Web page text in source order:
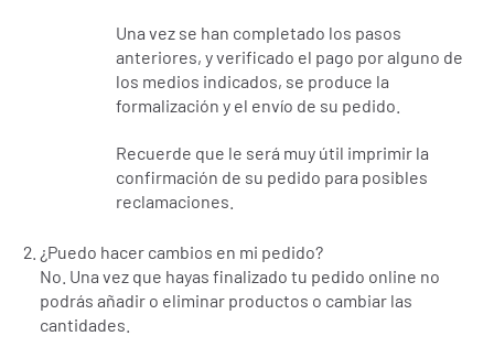
Una vez se han completado los pasos
anteriores, y verificado el pago por alguno de
los medios indicados, se produce la
formalización y el envío de su pedido.
Recuerde que le será muy útil imprimir la
confirmación de su pedido para posibles
reclamaciones.
¿Puedo hacer cambios en mi pedido?
No. Una vez que hayas finalizado tu pedido online no
podrás añadir o eliminar productos o cambiar las
cantidades.